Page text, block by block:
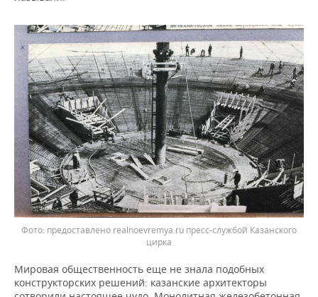
предоставлено realnoevremya.ru пресс-службой Казанского
цирка
Мировая общественность еще не знала подобных
конструкторских решений: казанские архитекторы